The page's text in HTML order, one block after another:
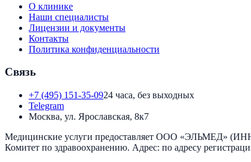
О клинике
Наши специалисты
Лицензии и документы
Контакты
Политика конфиденциальности
Связь
+7 (495) 151-35-0924 часа, без выходных
Telegram
Москва, ул. Ярославская, 8к7
Медицинские услуги предоставляет ООО «ЭЛЬМЕД»
Комитет по здравоохранению. Адрес: по адресу